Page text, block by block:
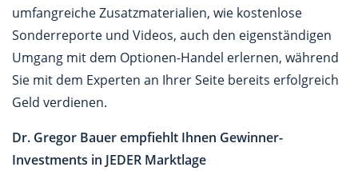
umfangreiche Zusatzmaterialien, wie kostenlose
Sonderreporte und Videos, auch den eigenständigen
Umgang mit dem Optionen-Handel erlernen, während
Sie mit dem Experten an Ihrer Seite bereits erfolgreich
Geld verdienen.
Dr. Gregor Bauer empfiehlt Ihnen Gewinner-
Investments in JEDER Marktlage